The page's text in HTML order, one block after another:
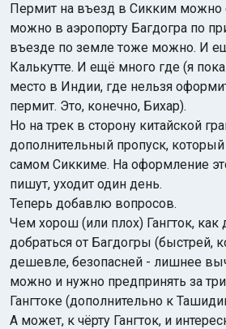
Пермит на въезд в Сикким можно
можно в аэропорту Багдогра по
въезде по земле тоже можно. И
Калькутте. И ещё много где (я
место в Индии, где нельзя
пермит. Это, конечно, Бихар).
Но на трек в сторону китайской
дополнительный пропуск,
самом Сиккиме. На оформление
пишут, уходит один день.
Теперь добавлю вопросов.
Чем хорош (или плох) Гангток, как
добраться от Багдогры (быстрей,
дешевле, безопасней - лишнее
можно и нужно предпринять за
Гангтоке (дополнительно к
А может, к чёрту Гангток, и